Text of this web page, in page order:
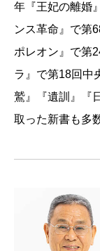
年『王妃の離婚
ンス革命』で第
ポレオン』で第
ラ』で第18回中
鷲』『遺訓』『
取った新書も多